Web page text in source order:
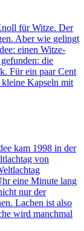
für Witze. Der
Aber wie gelingt
einen Witze-
die
Für ein paar Cent
Kapseln mit
kam 1998 in der
von
eine Minute lang
nur der
Lachen ist also
wird manchmal